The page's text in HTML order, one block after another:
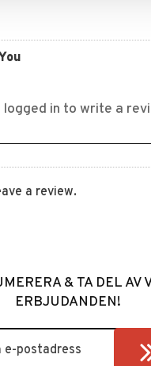
a review.
& TA DEL AV
ERBJUDANDEN!